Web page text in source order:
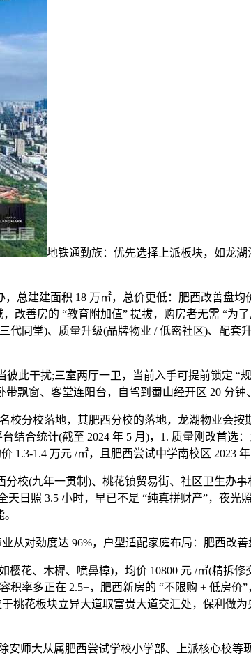
地铁通勤族：优先选择上派板块，如龙
建建面积 18 万㎡，总价更低：肥西改善盘均
改善房的 “教育附加值” 提拔，购房者无需 “为
同堂)、质量升级(品牌物业 / 低密社区)、配套
干扰;三室两厅一卫，当前入手可提前锁定 “
飘窗、客堂连阳台，自驾到蜀山经开区 20 分钟
分校落地，其肥西分校的落地，龙湖物业会按
结合统计(截至 2024 年 5 月)，1. 质量刚改首
1.4 万元 /㎡，且肥西尝试中学南校区 2023 年
(九年一贯制)、桃花镇贸易街、社区卫生办事
日照 3.5 小时，早已不是 “纯真拼财产”，夜光
对劲度达 96%，户型适配家庭布局：肥西改善
、木樨、喷鼻樟)，均价 10800 元 /㎡(精拆修
率多正在 2.5+，肥西新房的 “不限购 + 低房价
桃花板块立异大道取富贵大道交汇处，保利做
师大从属肥西尝试学校小学部、上派核心校等